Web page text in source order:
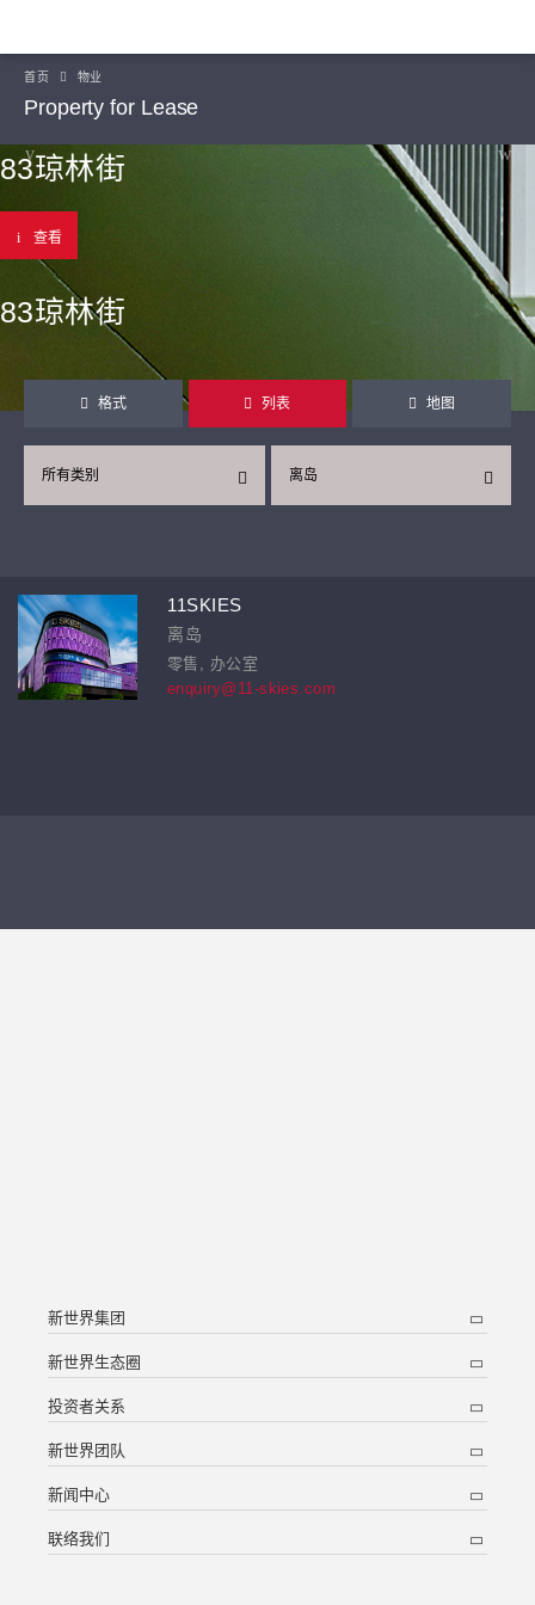
首页 物业
Property for Lease
83琼林街
查看
83琼林街
格式 列表 地图
离岛
所有类别
11SKIES
离岛
零售, 办公室
enquiry@11-skies.com
新世界集团
新世界生态圈
投资者关系
新世界团队
新闻中心
联络我们